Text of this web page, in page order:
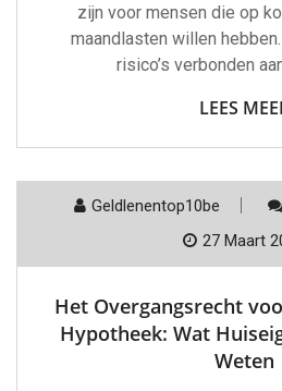
zijn voor mensen die op
maandlasten willen
risico’s verbonden
LEES
Geldlenentop10be
27 Maart
Het Overgangsrecht
Hypotheek: Wat
Weten